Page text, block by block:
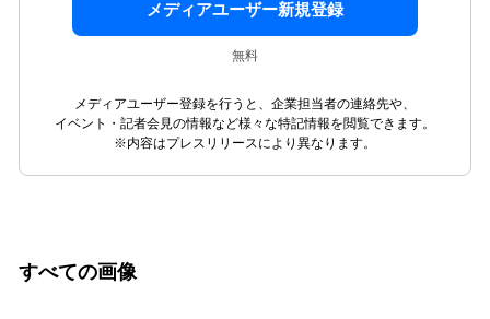
メディアユーザー新規登録
無料
メディアユーザー登録を行うと、企業担当者の連絡先や、
イベント・記者会見の情報など様々な特記情報を閲覧できます。
※内容はプレスリリースにより異なります。
すべての画像